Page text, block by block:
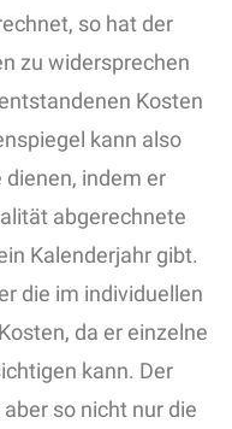
so hat der
zu widersprechen
Kosten
kann also
indem er
abgerechnete
Kalenderjahr gibt.
die im individuellen
da er einzelne
kann. Der
so nicht nur die